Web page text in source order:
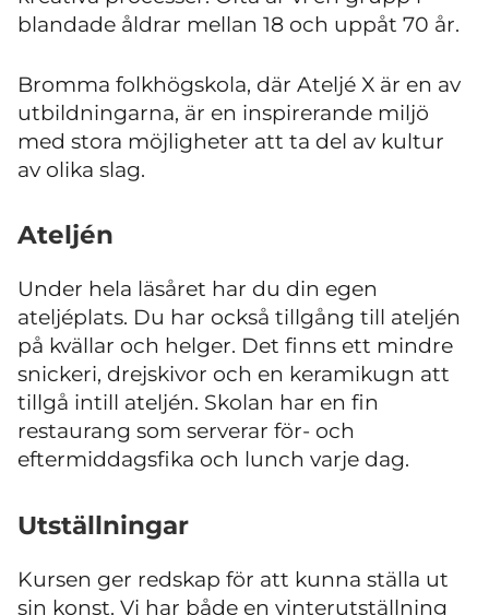
blandade åldrar mellan 18 och uppåt 70 år.
Bromma folkhögskola, där Ateljé X är en av
utbildningarna, är en inspirerande miljö
med stora möjligheter att ta del av kultur
av olika slag.
Ateljén
Under hela läsåret har du din egen
ateljéplats. Du har också tillgång till ateljén
på kvällar och helger. Det finns ett mindre
snickeri, drejskivor och en keramikugn att
tillgå intill ateljén. Skolan har en fin
restaurang som serverar för- och
eftermiddagsfika och lunch varje dag.
Utställningar
Kursen ger redskap för att kunna ställa ut
sin konst. Vi har både en vinterutställning